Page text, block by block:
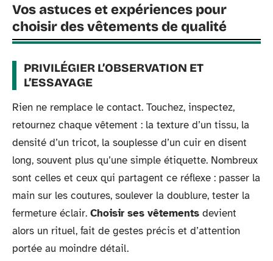
Vos astuces et expériences pour
choisir des vêtements de qualité
PRIVILÉGIER L’OBSERVATION ET
L’ESSAYAGE
Rien ne remplace le contact. Touchez, inspectez,
retournez chaque vêtement : la texture d’un tissu, la
densité d’un tricot, la souplesse d’un cuir en disent
long, souvent plus qu’une simple étiquette. Nombreux
sont celles et ceux qui partagent ce réflexe : passer la
main sur les coutures, soulever la doublure, tester la
fermeture éclair. Choisir ses vêtements devient
alors un rituel, fait de gestes précis et d’attention
portée au moindre détail.